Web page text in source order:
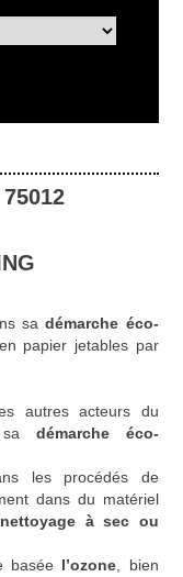
75012
sadémarche éco-
papier jetables par
autres acteurs du
démarche éco-
les procédés de
dans du matériel
à sec ou
baséel’ozone , bien